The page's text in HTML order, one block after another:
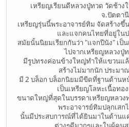
เหรียญเรียนดีหลวงปู่ทวด วัดช้าง
จ.ปัตตานี
เหรียญรุ่นนี้พระอาจารย์ทิม จัดสร้าง
และแจกคนไทยที่อยู่ในป
สมัยนั้นนิยมเรียกกันว่า "แจกปีนัง" เป็
ไปจากเหรียญหลวงปู่
มีรูปทรงค่อนข้างใหญ่ทำให้แขวนแ
สร้างไม่มากนัก ประมา
มี 2 บล็อก บล็อกนิยมมีขีดที่ฐานด้านห
เป็นเหรียญโลหะเนื้อทอ
ขนาดใหญ่ที่สุดในบรรดาเหรียญหลว
พระอาจารย์ทิมปลุกเสก
นั้นมีประสบการณ์ที่ได้ยินมาในด้านแ